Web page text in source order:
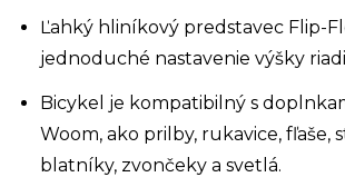
Ľahký hliníkový predstavec Flip-
jednoduché nastavenie výšky
Bicykel je kompatibilný s
Woom, ako prilby, rukavice, fľaše,
blatníky, zvončeky a svetlá.